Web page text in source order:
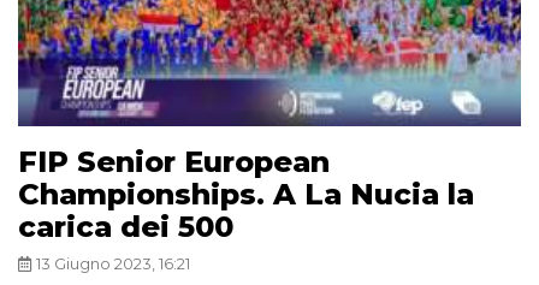
FIP Senior European
Championships. A La Nucia la
carica dei 500
13 Giugno 2023, 16:21